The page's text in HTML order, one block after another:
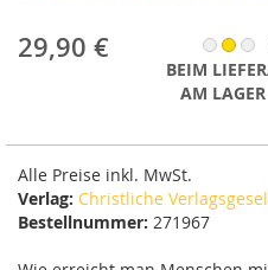
29,90 €
BEIM
AM
Alle Preise inkl. MwSt.
Verlag: Christliche
Bestellnummer: 271967